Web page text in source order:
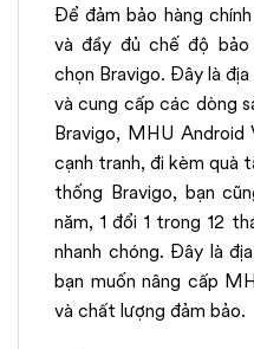
Để đảm bảo hàng
và đầy đủ chế độ bảo
chọn Bravigo. Đây là
và cung cấp các dòng
Bravigo, MHU
cạnh tranh, đi kèm quà
thống Bravigo, bạn
năm, 1 đổi 1 trong 12
nhanh chóng. Đây là
bạn muốn nâng cấp
và chất lượng đảm bảo.